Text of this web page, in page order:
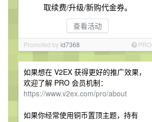
取续费/升级/新购代金券。
查看活动
Promoted byid7368 PRO
如果想在 V2EX 获得更好的推广效果，
欢迎了解 PRO 会员机制：
https://www.v2ex.com/pro/about
如果你经常使用铜币置顶主题，持有